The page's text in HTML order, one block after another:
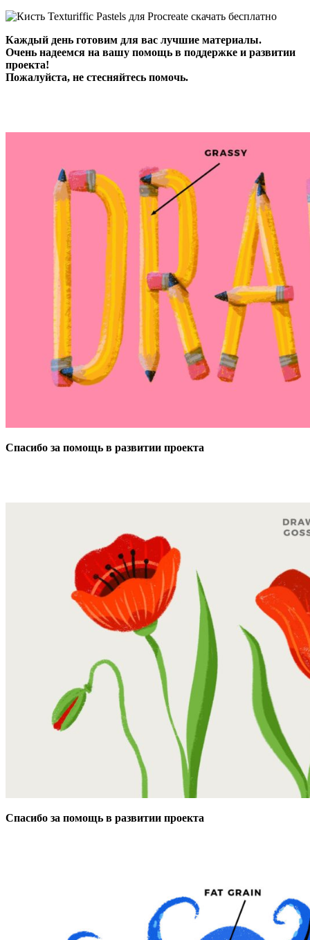
Каждый день готовим для вас лучшие материалы.
Очень надеемся на вашу помощь в поддержке и развитии
проекта!
Пожалуйста, не стесняйтесь помочь.
Спасибо за помощь в развитии проекта
Спасибо за помощь в развитии проекта